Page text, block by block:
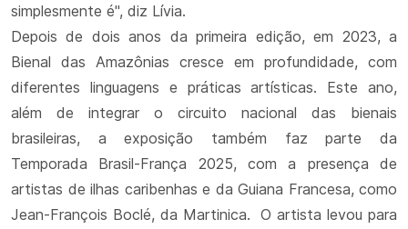
simplesmente é", diz Lívia.
Depois de dois anos da primeira edição, em 2023, a
Bienal das Amazônias cresce em profundidade, com
diferentes linguagens e práticas artísticas. Este ano,
além de integrar o circuito nacional das bienais
brasileiras, a exposição também faz parte da
Temporada Brasil-França 2025, com a presença de
artistas de ilhas caribenhas e da Guiana Francesa, como
Jean-François Boclé, da Martinica. O artista levou para